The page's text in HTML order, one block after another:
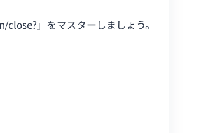
」をマスターしましょう。